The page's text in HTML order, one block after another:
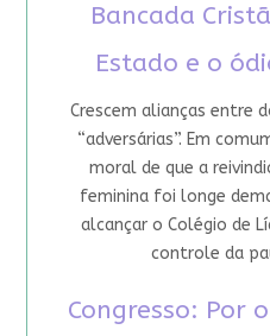
Bancada
Estado e o
Crescem alianças entre
“adversárias”. Em
moral de que a
feminina foi longe
alcançar o Colégio de
controle da
Congresso: Por